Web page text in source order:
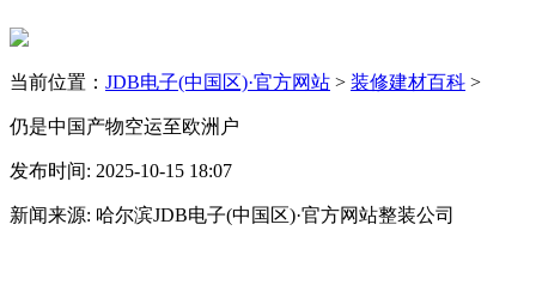
当前位置： JDB电子(中国区)·官方网站 > 装修建材百科 >
仍是中国产物空运至欧洲户
发布时间: 2025-10-15 18:07
新闻来源: 哈尔滨JDB电子(中国区)·官方网站整装公司